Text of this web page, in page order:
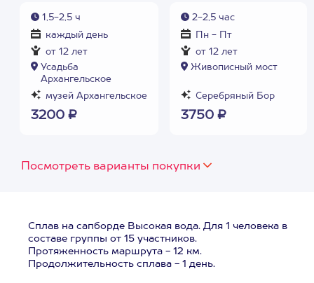
1,5-2,5 ч
каждый день
от 12 лет
Усадьба
Архангельское
музей Архангельское
3200 ₽
2-2,5 час
Пн - Пт
от 12 лет
Живописный мост
Серебряный Бор
3750 ₽
Посмотреть варианты покупки
Сплав на сапборде Высокая вода. Для 1 человека в
составе группы от 15 участников.
Протяженность маршрута - 12 км.
Продолжительность сплава - 1 день.